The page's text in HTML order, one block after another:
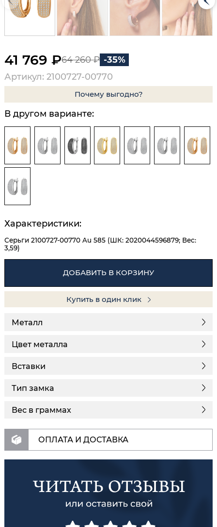
41 769 ₽64 260 ₽ -35%
Артикул: 2100727-00770
Почему выгодно?
В другом варианте:
Характеристики:
Серьги 2100727-00770 Au 585 (ШК: 2020044596879; Вес:
3,59)
ДОБАВИТЬ В КОРЗИНУ
Купить в один клик
Металл
Цвет металла
Вставки
Тип замка
Вес в граммах
ОПЛАТА И ДОСТАВКА